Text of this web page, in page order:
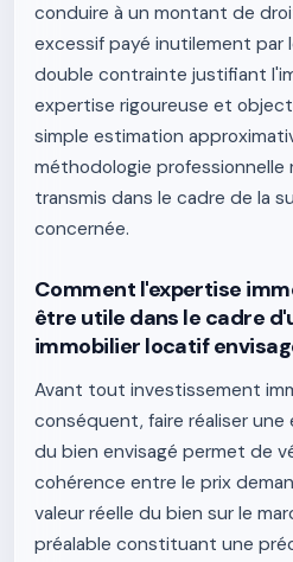
conduire à un montant de
excessif payé inutilement par
double contrainte justifiant
expertise rigoureuse et
simple estimation
méthodologie professionnelle
transmis dans le cadre de la
concernée.
Comment l'expertise
être utile dans le cadre
immobilier locatif
Avant tout investissement
conséquent, faire réaliser
du bien envisagé permet de
cohérence entre le prix
valeur réelle du bien sur le
préalable constituant une